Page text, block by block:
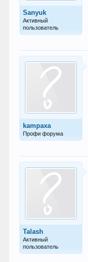
Sanyuk
Активный
пользователь
kampaxa
Профи форума
Talash
Активный
пользователь